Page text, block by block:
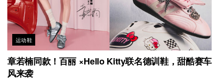
运动鞋
章若楠同款！百丽 ×Hello Kitty联名德训鞋，甜酷赛车
风来袭